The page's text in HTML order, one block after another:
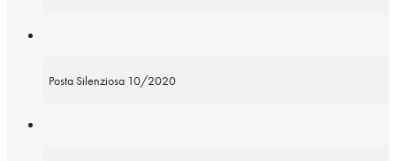
Posta Silenziosa 10/2020